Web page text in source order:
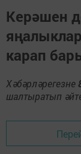
Керәшен
карап
Хәбәрләрегезне
шалтыратып